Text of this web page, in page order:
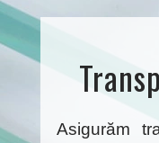
Asigurăm